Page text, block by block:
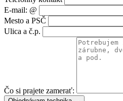
E-mail: @
Mesto a PSČ
Ulica a č.p.
Čo si prajete zamerať: